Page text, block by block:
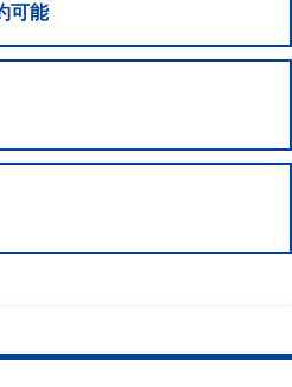
可能